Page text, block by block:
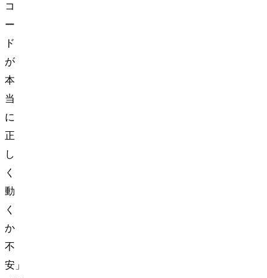
コ
ー
ド
が
本
当
に
正
し
く
動
く
か
不
安…」